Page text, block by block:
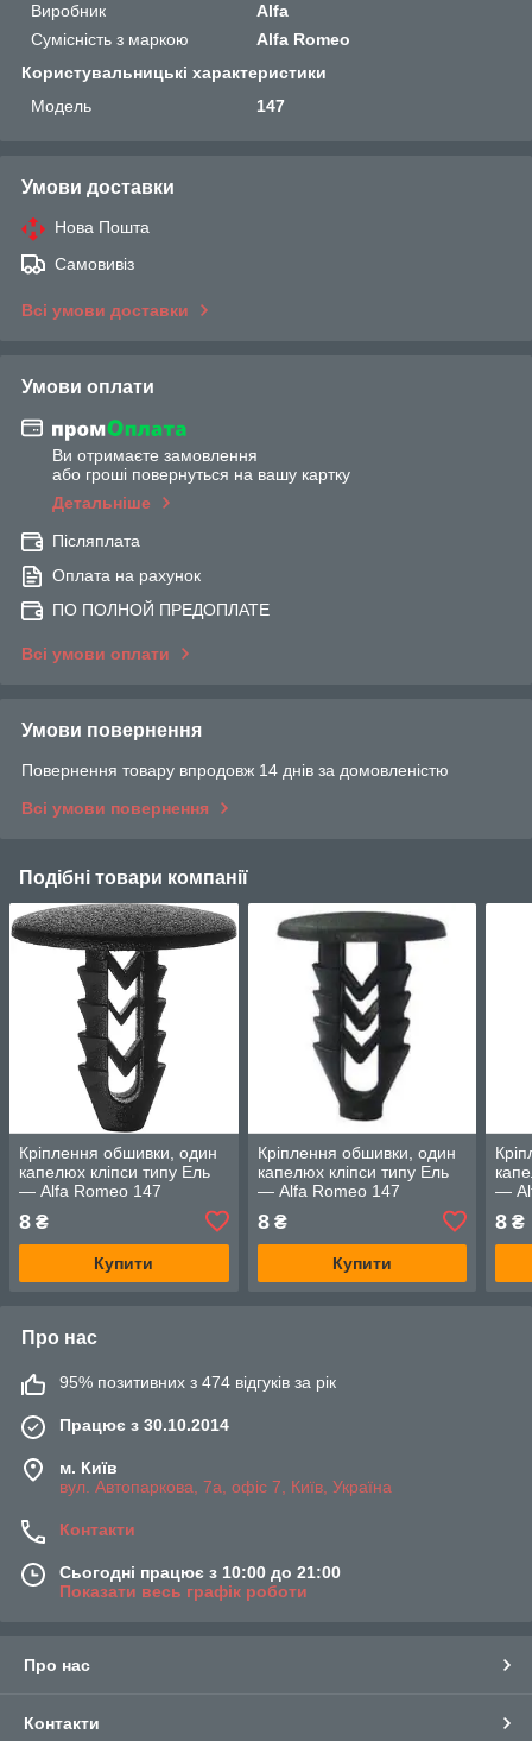
Виробник
Alfa
Сумісність з маркою
Alfa Romeo
Користувальницькі характеристики
Мoдель
147
Умови доставки
Нова Пошта
Самовивіз
Всі умови доставки
Умови оплати
Ви отримаєте замовлення
або гроші повернуться на вашу картку
Детальніше
Післяплата
Оплата на рахунок
ПО ПОЛНОЙ ПРЕДОПЛАТЕ
Всі умови оплати
Умови повернення
Повернення товару впродовж 14 днів за домовленістю
Всі умови повернення
Подібні товари компанії
Кріплення обшивки, один
капелюх кліпси типу Ель
— Alfa Romeo 147
8 ₴
Купити
Кріплення обшивки, один
капелюх кліпси типу Ель
— Alfa Romeo 147
8₴
Купити
—
8 ₴
Про нас
95% позитивних з 474 відгуків за рік
Працює з 30.10.2014
м. Київ
вул. Автопаркова, 7а, офіс 7, Київ, Україна
Контакти
Сьогодні працює з 10:00 до 21:00
Показати весь графік роботи
Про нас
Контакти